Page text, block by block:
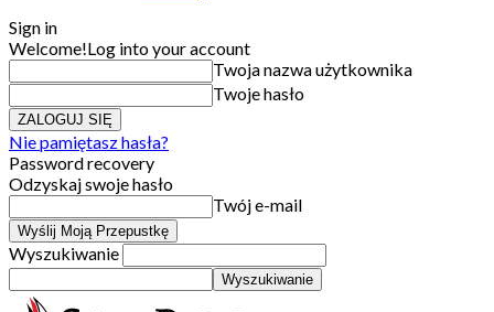
Sign in
Welcome!Log into your account
Twoja nazwa użytkownika
Twoje hasło
Nie pamiętasz hasła?
Password recovery
Odzyskaj swoje hasło
Twój e-mail
Wyszukiwanie